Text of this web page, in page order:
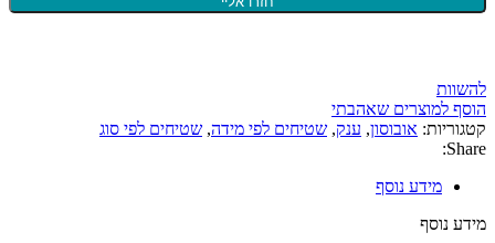
להשוות
הוסף למוצרים שאהבתי
קטגוריות: אובוסון, ענק, שטיחים לפי מידה, שטיחים לפי סוג
Share:
מידע נוסף
מידע נוסף